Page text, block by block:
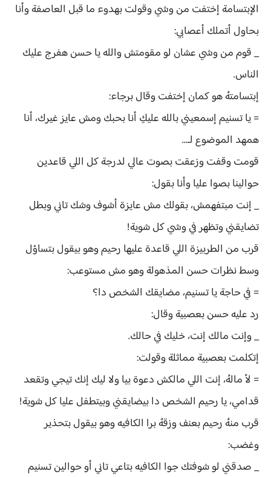
الإبتسامة إختفت من وشي وقولت بهدوء ما قبل العاصفة وأنا
بحاول أتملك أعصابي:
_ قوم من وشي عشان لو مقومتش والله يا حسن هفرج عليك
الناس.
إبتسامتهُ هو كمان إختفت وقال برجاء:
= يا تسنيم إسمعيني بالله عليكِ أنا بحبك ومش عايز غيرك، أنا
همهد الموضوع لـ...
قومت وقفت وزعقت بصوت عالي لدرجة كل اللي قاعدين
حوالينا بصوا عليا وأنا بقول:
_ إنت مبتفهمش، بقولك مش عايزة أشوف وشك تاني وبطل
تضايقني وتظهر في وشي كل شوية!
قرب من الطربيزة اللي قاعدة عليها رحيم وهو بيقول بتساؤل
وسط نظرات حسن المذهولة وهو مش مستوعب:
= في حاجة يا تسنيم، مضايقك الشخص دا؟
رد عليه حسن بعصبية وقال:
_ وإنت مالك إنت، خليك في حالك.
إتكلمت بعصبية مماثلة وقولت:
= لأ مالهُ، إنت اللي مالكش دعوة بيا ولا ليك إنك تيجي وتقعد
قدامي، يا رحيم الشخص دا بيضايقني وبيتطفل عليا كل شوية!
قرب منهُ رحيم بعنف وزقهُ برا الكافيه وهو بيقول بتحذير
وغضب:
_ صدقني لو شوفتك جوا الكافيه بتاعي تاني أو حوالين تسنيم